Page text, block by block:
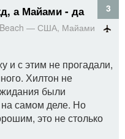
а Майами - да
3
— США, Майами
и с этим не прогадали,
Хилтон не
были
самом деле. Но
это не столько